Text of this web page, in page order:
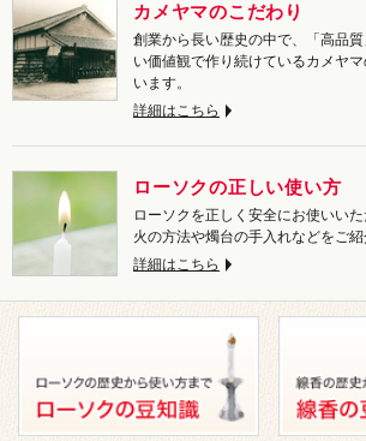
カメヤマのこだわり
創業から長い歴史の中で、「高品
い価値観で作り続けているカメヤ
います。
詳細はこちら
ローソクの正しい使い方
ローソクを正しく安全にお使いい
火の方法や燭台の手入れなどをご紹
詳細はこちら